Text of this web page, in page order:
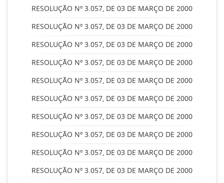
RESOLUÇÃO Nº 3.057, DE 03 DE MARÇO DE 2000
RESOLUÇÃO Nº 3.057, DE 03 DE MARÇO DE 2000
RESOLUÇÃO Nº 3.057, DE 03 DE MARÇO DE 2000
RESOLUÇÃO Nº 3.057, DE 03 DE MARÇO DE 2000
RESOLUÇÃO Nº 3.057, DE 03 DE MARÇO DE 2000
RESOLUÇÃO Nº 3.057, DE 03 DE MARÇO DE 2000
RESOLUÇÃO Nº 3.057, DE 03 DE MARÇO DE 2000
RESOLUÇÃO Nº 3.057, DE 03 DE MARÇO DE 2000
RESOLUÇÃO Nº 3.057, DE 03 DE MARÇO DE 2000
RESOLUÇÃO Nº 3.057, DE 03 DE MARÇO DE 2000